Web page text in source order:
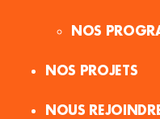
NOS
NOS PROJETS
NOUS